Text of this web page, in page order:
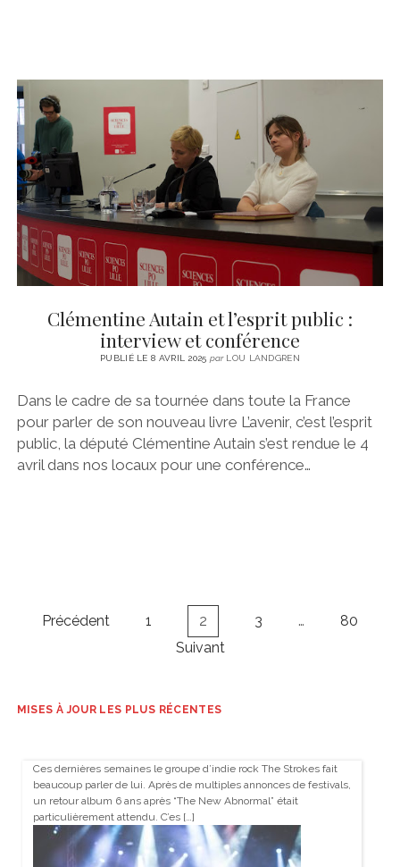
Clémentine Autain et l’esprit public :
interview et conférence
PUBLIÉ LE 8 AVRIL 2025 parLOU LANDGREN
Dans le cadre de sa tournée dans toute la France
pour parler de son nouveau livre L’avenir, c’est l’esprit
public, la député Clémentine Autain s’est rendue le 4
avril dans nos locaux pour une conférence…
Navigation
Précédent 1 2 3 …
80
Suivant
MISES À JOUR LES PLUS RÉCENTES
Ces dernières semaines le groupe d’indie rock The Strokes fait
beaucoup parler de lui. Après de multiples annonces de festivals,
un retour album 6 ans après “The New Abnormal” était
particulièrement attendu. C’es […]